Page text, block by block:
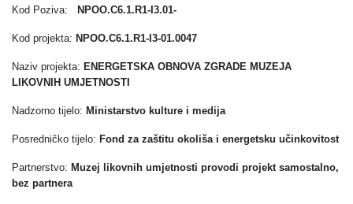
Kod Poziva: NPOO.C6.1.R1-I3.01-
Kod projekta: NPOO.C6.1.R1-I3-01.0047
Naziv projekta: ENERGETSKA OBNOVA ZGRADE MUZEJA
LIKOVNIH UMJETNOSTI
Nadzorno tijelo: Ministarstvo kulture i medija
Posredničko tijelo: Fond za zaštitu okoliša i energetsku učinkovitost
Partnerstvo: Muzej likovnih umjetnosti provodi projekt samostalno,
bez partnera